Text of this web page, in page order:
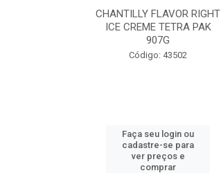
CHANTILLY FLAVOR RIGHT
ICE CREME TETRA PAK
907G
Código: 43502
Faça seu login ou
cadastre-se para
ver preços e
comprar